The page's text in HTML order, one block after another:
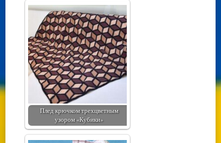
Плед крючком трехцветным
узором «Кубики»